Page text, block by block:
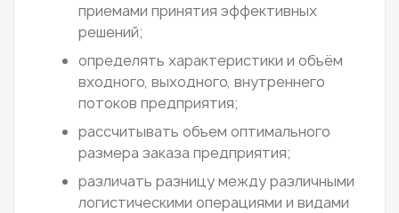
приемами принятия эффективных
решений;
определять характеристики и объём
входного, выходного, внутреннего
потоков предприятия;
рассчитывать объем оптимального
размера заказа предприятия;
различать разницу между различными
логистическими операциями и видами